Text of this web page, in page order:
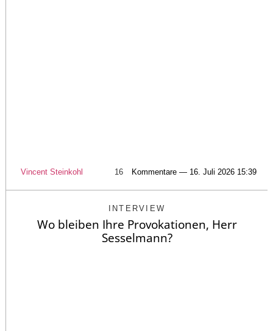
Vincent Steinkohl 16 Kommentare — 16. Juli 2026 15:39
INTERVIEW
Wo bleiben Ihre Provokationen, Herr
Sesselmann?